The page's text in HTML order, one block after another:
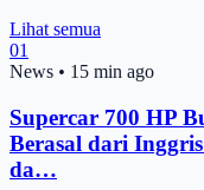
Lihat semua
01
News • 15 min ago
Supercar 700 HP
Berasal dari
da…